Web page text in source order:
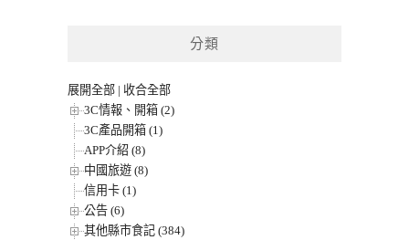
分類
展開全部 | 收合全部
3C情報、開箱 (2)
3C產品開箱 (1)
APP介紹 (8)
中國旅遊 (8)
信用卡 (1)
公告 (6)
其他縣市食記 (384)